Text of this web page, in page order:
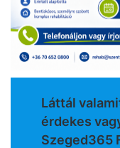
Láttál
érdekes
Szeged365